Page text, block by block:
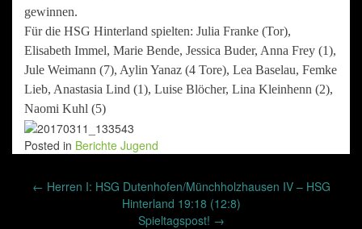
gewinnen.
Für die HSG Hinterland spielten: Julia Franke (Tor),
Elisabeth Immel, Marie Bende, Jessica Buder, Anna Frey (1),
Jule Weimann (7), Aylin Yanaz (4 Tore), Lea Baselau, Femke
Lieb, Anastasia Lind (1), Luise Blöcher, Lina Kleinhenn (2),
Naomi Kuhl (5)
Posted in Berichte Jugend
Post
← Herren I: HSG Dutenhofen/Münchholzhausen IV – HSG
Hinterland 19:18 (12:8)
Spieltagspost! →